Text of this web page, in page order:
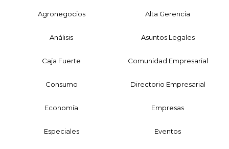
Agronegocios Alta Gerencia
Análisis Asuntos Legales
Caja Fuerte Comunidad Empresarial
Consumo Directorio Empresarial
Economía Empresas
Especiales Eventos